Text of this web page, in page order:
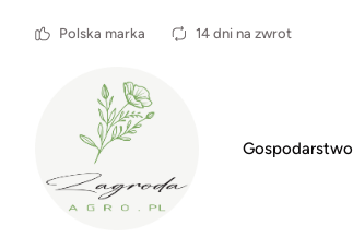
Polska marka 14 dni na zwrot
Gospodarstwo